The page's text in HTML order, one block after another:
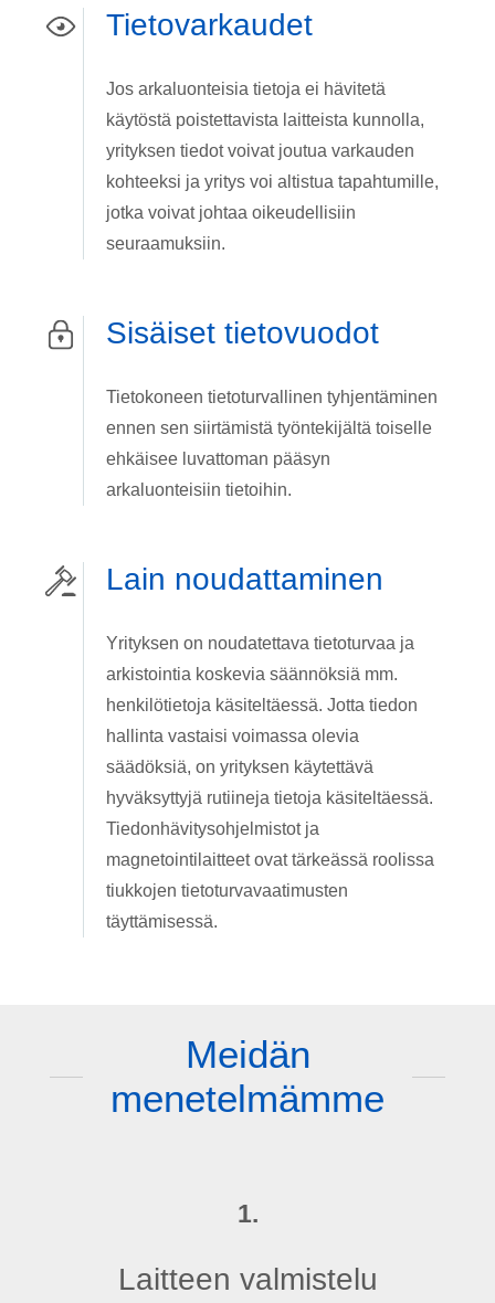
Tietovarkaudet
Jos arkaluonteisia tietoja ei hävitetä
käytöstä poistettavista laitteista kunnolla,
yrityksen tiedot voivat joutua varkauden
kohteeksi ja yritys voi altistua tapahtumille,
jotka voivat johtaa oikeudellisiin
seuraamuksiin.
Sisäiset tietovuodot
Tietokoneen tietoturvallinen tyhjentäminen
ennen sen siirtämistä työntekijältä toiselle
ehkäisee luvattoman pääsyn
arkaluonteisiin tietoihin.
Lain noudattaminen
Yrityksen on noudatettava tietoturvaa ja
arkistointia koskevia säännöksiä mm.
henkilötietoja käsiteltäessä. Jotta tiedon
hallinta vastaisi voimassa olevia
säädöksiä, on yrityksen käytettävä
hyväksyttyjä rutiineja tietoja käsiteltäessä.
Tiedonhävitysohjelmistot ja
magnetointilaitteet ovat tärkeässä roolissa
tiukkojen tietoturvavaatimusten
täyttämisessä.
Meidän
menetelmämme
1.
Laitteen valmistelu